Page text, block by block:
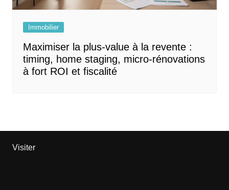
Immobilier
Maximiser la plus‑value à la revente :
timing, home staging, micro‑rénovations
à fort ROI et fiscalité
Visiter